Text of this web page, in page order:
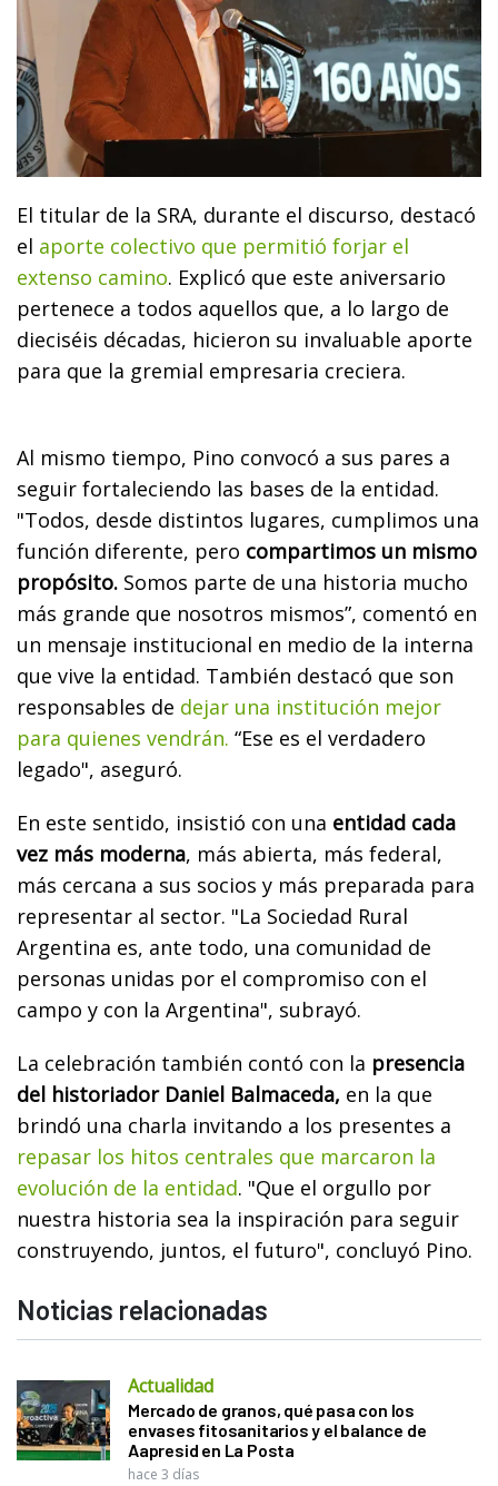
El titular de la SRA, durante el discurso, destacó
el aporte colectivo que permitió forjar el
extenso camino. Explicó que este aniversario
pertenece a todos aquellos que, a lo largo de
dieciséis décadas, hicieron su invaluable aporte
para que la gremial empresaria creciera.
Al mismo tiempo, Pino convocó a sus pares a
seguir fortaleciendo las bases de la entidad.
"Todos, desde distintos lugares, cumplimos una
función diferente, pero compartimos un mismo
propósito. Somos parte de una historia mucho
más grande que nosotros mismos”, comentó en
un mensaje institucional en medio de la interna
que vive la entidad. También destacó que son
responsables de dejar una institución mejor
para quienes vendrán. “Ese es el verdadero
legado", aseguró.
En este sentido, insistió con una entidad cada
vez más moderna, más abierta, más federal,
más cercana a sus socios y más preparada para
representar al sector. "La Sociedad Rural
Argentina es, ante todo, una comunidad de
personas unidas por el compromiso con el
campo y con la Argentina", subrayó.
La celebración también contó con la presencia
del historiador Daniel Balmaceda, en la que
brindó una charla invitando a los presentes a
repasar los hitos centrales que marcaron la
evolución de la entidad. "Que el orgullo por
nuestra historia sea la inspiración para seguir
construyendo, juntos, el futuro", concluyó Pino.
Noticias relacionadas
Actualidad
Mercado de granos, qué pasa con los
envases fitosanitarios y el balance de
Aapresid en La Posta
hace 3 días